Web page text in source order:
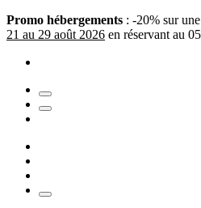
Promo hébergements : -20% sur
21 au 29 août 2026 en réservant au